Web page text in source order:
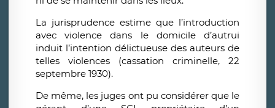
La jurisprudence estime que l’introduction
avec violence dans le domicile d’autrui
induit l’intention délictueuse des auteurs de
telles violences (cassation criminelle, 22
septembre 1930).
De même, les juges ont pu considérer que le